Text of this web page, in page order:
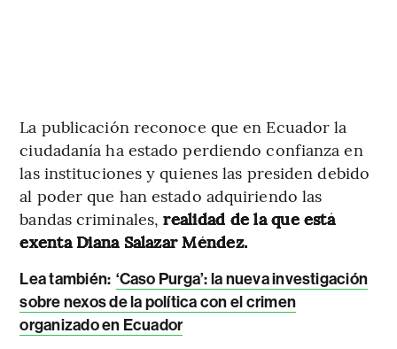
La publicación reconoce que en Ecuador la
ciudadanía ha estado perdiendo confianza en
las instituciones y quienes las presiden debido
al poder que han estado adquiriendo las
bandas criminales, realidad de la que está
exenta Diana Salazar Méndez.
Lea también: ‘Caso Purga’: la nueva investigación
sobre nexos de la política con el crimen
organizado en Ecuador